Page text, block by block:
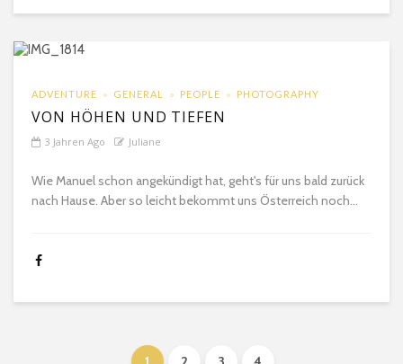
ADVENTURE GENERAL PEOPLE PHOTOGRAPHY
VON HÖHEN UND TIEFEN
3 Jahren Ago Juliane
Wie Manuel schon angekündigt hat, geht's für uns bald zurück
nach Hause. Aber so leicht bekommt uns Österreich noch...